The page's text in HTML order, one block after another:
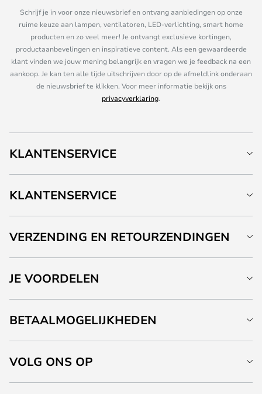
Schrijf je in voor onze nieuwsbrief en ontvang aanbiedingen op onze
ruime keuze aan lampen, ventilatoren, LED-verlichting, smart home
producten en zo veel meer! Je ontvangt exclusieve kortingen,
productaanbevelingen en inspiratieve content. Als een gewaardeerde
klant vinden we jouw mening belangrijk en vragen we je feedback na een
aankoop. Je kan ten alle tijde uitschrijven door op de afmeldlink onderaan
de nieuwsbrief te klikken. Voor meer informatie bekijk ons
privacyverklaring.
KLANTENSERVICE
KLANTENSERVICE
VERZENDING EN RETOURZENDINGEN
JE VOORDELEN
BETAALMOGELIJKHEDEN
VOLG ONS OP